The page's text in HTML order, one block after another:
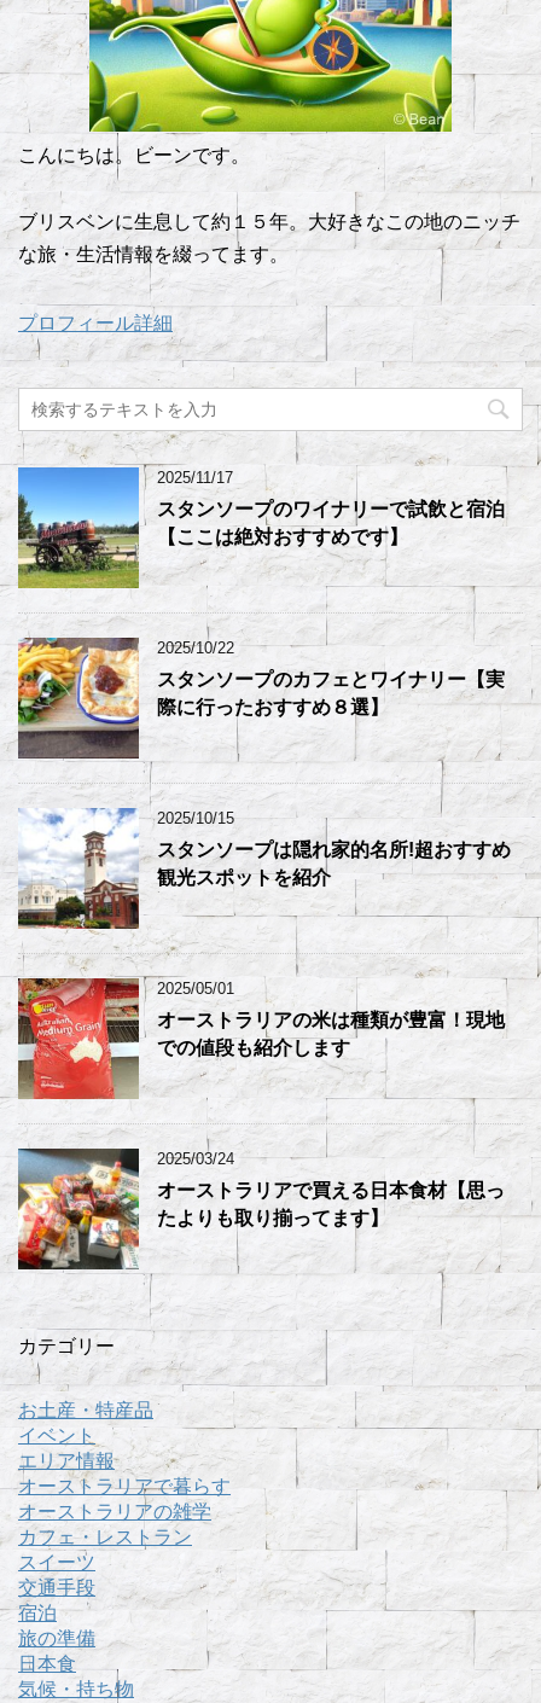
こんにちは。ビーンです。
ブリスベンに生息して約１５年。大好きなこの地のニッチ
な旅・生活情報を綴ってます。
プロフィール詳細
2025/11/17
スタンソープのワイナリーで試飲と宿泊
【ここは絶対おすすめです】
2025/10/22
スタンソープのカフェとワイナリー【実
際に行ったおすすめ８選】
2025/10/15
スタンソープは隠れ家的名所!超おすすめ
観光スポットを紹介
2025/05/01
オーストラリアの米は種類が豊富！現地
での値段も紹介します
2025/03/24
オーストラリアで買える日本食材【思っ
たよりも取り揃ってます】
カテゴリー
お土産・特産品
イベント
エリア情報
オーストラリアで暮らす
オーストラリアの雑学
カフェ・レストラン
スイーツ
交通手段
宿泊
旅の準備
日本食
気候・持ち物